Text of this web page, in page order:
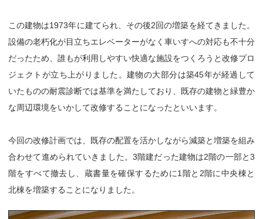
この建物は1973年に建てられ、その後2回の増築を経てきました。
設備の老朽化が目立ちエレベーターがなく車いすへの対応も不十分
だったため、誰もが利用しやすい快適な施設をつくろうと改修プロ
ジェクトが立ち上がりました。建物の大部分は築45年が経過して
いたものの耐震診断では基準を満たしており、既存の建物と緑豊か
な周辺環境をいかして改修することになったといいます。
今回の改修計画では、既存の配置を活かしながら減築と増築を組み
合わせて進められていきました。3階建だった建物は2階の一部と3
階をすべて撤去し、蔵書量を確保するために1階と2階に中央棟と
北棟を増築することになりました。